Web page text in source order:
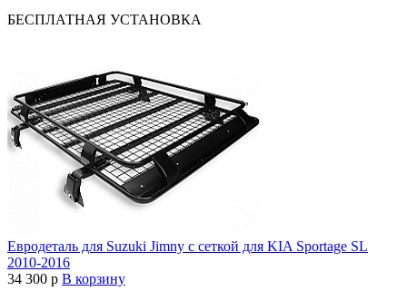
БЕСПЛАТНАЯ УСТАНОВКА
Евродеталь для Suzuki Jimny с сеткой для KIA Sportage SL
2010-2016
34 300 p В корзину